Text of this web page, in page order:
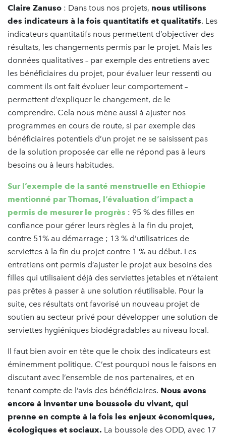
Claire Zanuso : Dans tous nos projets, nous utilisons
des indicateurs à la fois quantitatifs et qualitatifs. Les
indicateurs quantitatifs nous permettent d’objectiver des
résultats, les changements permis par le projet. Mais les
données qualitatives – par exemple des entretiens avec
les bénéficiaires du projet, pour évaluer leur ressenti ou
comment ils ont fait évoluer leur comportement –
permettent d’expliquer le changement, de le
comprendre. Cela nous mène aussi à ajuster nos
programmes en cours de route, si par exemple des
bénéficiaires potentiels d’un projet ne se saisissent pas
de la solution proposée car elle ne répond pas à leurs
besoins ou à leurs habitudes.
Sur l’exemple de la santé menstruelle en Ethiopie
mentionné par Thomas, l’évaluation d’impact a
permis de mesurer le progrès : 95 % des filles en
confiance pour gérer leurs règles à la fin du projet,
contre 51% au démarrage ; 13 % d’utilisatrices de
serviettes à la fin du projet contre 1 % au début. Les
entretiens ont permis d’ajuster le projet aux besoins des
filles qui utilisaient déjà des serviettes jetables et n’étaient
pas prêtes à passer à une solution réutilisable. Pour la
suite, ces résultats ont favorisé un nouveau projet de
soutien au secteur privé pour développer une solution de
serviettes hygiéniques biodégradables au niveau local.
Il faut bien avoir en tête que le choix des indicateurs est
éminemment politique. C’est pourquoi nous le faisons en
discutant avec l’ensemble de nos partenaires, et en
tenant compte de l’avis des bénéficiaires. Nous avons
encore à inventer une boussole du vivant, qui
prenne en compte à la fois les enjeux économiques,
écologiques et sociaux. La boussole des ODD, avec 17